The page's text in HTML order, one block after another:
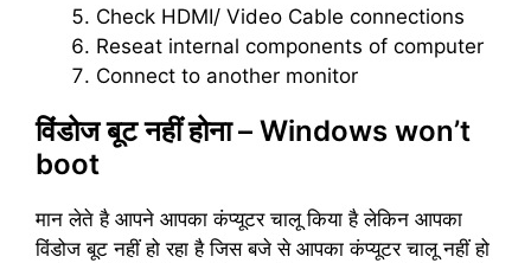
Check HDMI/ Video Cable connections
Reseat internal components of computer
Connect to another monitor
विंडोज बूट नहीं होना – Windows won’t
boot
मान लेते है आपने आपका कंप्यूटर चालू किया है लेकिन आपका
विंडोज बूट नहीं हो रहा है जिस बजे से आपका कंप्यूटर चालू नहीं हो